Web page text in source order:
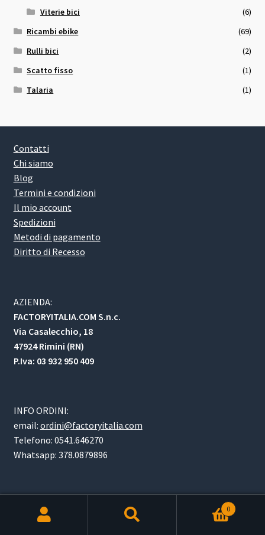
Viterie bici
(6)
Ricambi ebike
(69)
Rulli bici
(2)
Scatto fisso
(1)
Talaria
(1)
Contatti
Chi siamo
Blog
Termini e condizioni
Il mio account
Spedizioni
Metodi di pagamento
Diritto di Recesso
AZIENDA:
FACTORYITALIA.COM S.n.c.
Via Casalecchio, 18
47924 Rimini (RN)
P.Iva: 03 932 950 409
INFO ORDINI:
email: ordini@factoryitalia.com
Telefono: 0541.646270
Whatsapp: 378.0879896
YouTube
YouTube
Facebook
Products
0